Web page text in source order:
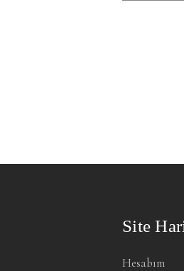
Site
Hesabım